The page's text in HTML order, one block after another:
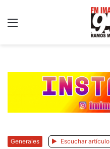
Generales Escuchar artículo